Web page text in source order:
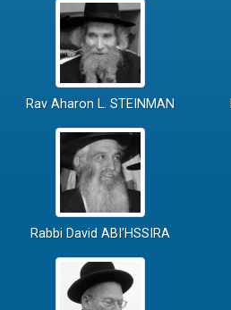
Rav Aharon L. STEINMAN
Rabbi David ABI'HSSIRA